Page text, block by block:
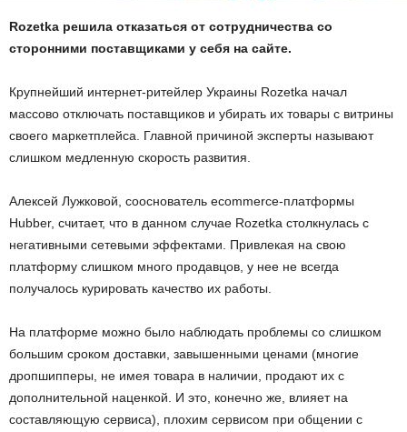
Rozetka решила отказаться от сотрудничества со
сторонними поставщиками у себя на сайте.
Крупнейший интернет-ритейлер Украины Rozetka начал
массово отключать поставщиков и убирать их товары с витрины
своего маркетплейса. Главной причиной эксперты называют
слишком медленную скорость развития.
Алексей Лужковой, сооснователь ecommerce-платформы
Hubber, считает, что в данном случае Rozetka столкнулась с
негативными сетевыми эффектами. Привлекая на свою
платформу слишком много продавцов, у нее не всегда
получалось курировать качество их работы.
На платформе можно было наблюдать проблемы со слишком
большим сроком доставки, завышенными ценами (многие
дропшипперы, не имея товара в наличии, продают их с
дополнительной наценкой. И это, конечно же, влияет на
составляющую сервиса), плохим сервисом при общении с